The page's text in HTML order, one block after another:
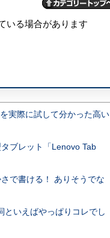
いる場合があります
実際に試して分かった高い
ブレット「Lenovo Tab
で書ける！ ありそうでな
といえばやっぱりコレでし